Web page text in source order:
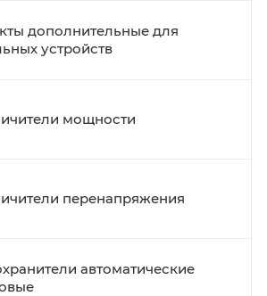
дополнительные для
устройств
мощности
перенапряжения
автоматические